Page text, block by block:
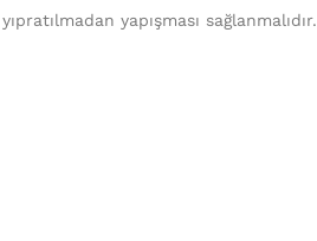
yapışması sağlanmalıdır.